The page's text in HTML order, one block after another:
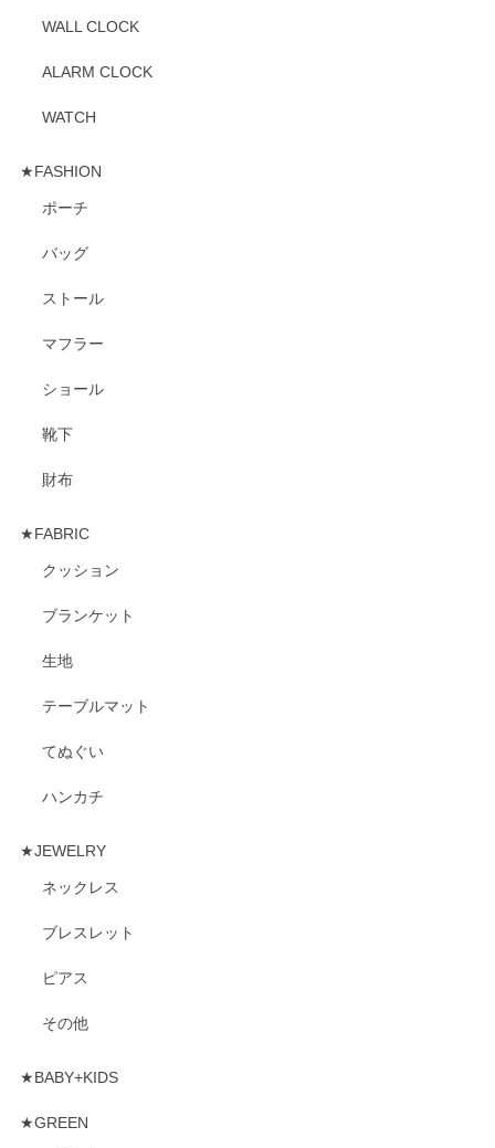
WALL CLOCK
ALARM CLOCK
WATCH
★FASHION
ポーチ
バッグ
ストール
マフラー
ショール
靴下
財布
★FABRIC
クッション
ブランケット
生地
テーブルマット
てぬぐい
ハンカチ
★JEWELRY
ネックレス
ブレスレット
ピアス
その他
★BABY+KIDS
★GREEN